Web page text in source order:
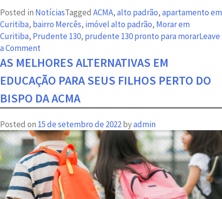
Posted in NotíciasTagged ACMA,alto padrão,apartamento em
Curitiba, bairro Mercês, imóvel alto padrão, Morar em
Curitiba, Prudente 130, prudente 130 pronto para morarLeave
a Comment
O
130
como
você
nunca
viu:
conheça
o
alto
padrão
fora
AS MELHORES ALTERNATIVAS EM
EDUCAÇÃO PARA SEUS FILHOS PERTO DO
BISPO DA ACMA
Posted on 15 de setembro de 2022byadmin